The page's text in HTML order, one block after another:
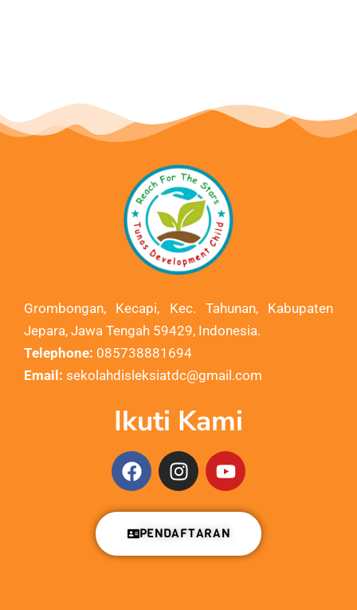
Grombongan, Kecapi, Kec. Tahunan, Kabupaten
Jepara, Jawa Tengah 59429, Indonesia.
Telephone: 085738881694
Email: sekolahdisleksiatdc@gmail.com
Ikuti Kami
PENDAFTARAN